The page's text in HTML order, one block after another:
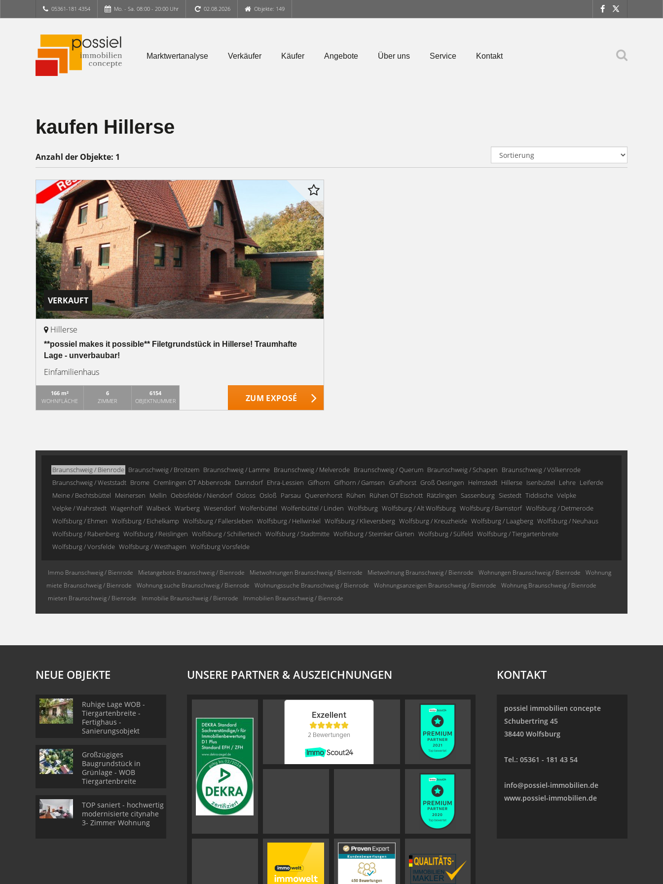
05361-181 4354 Mo. - Sa. 08:00 - 20:00 Uhr 02.08.2026 Objekte: 149
Marktwertanalyse Verkäufer Käufer Angebote Über uns Service Kontakt
kaufen Hillerse
Anzahl der Objekte: 1
VERKAUFT
Hillerse
**possiel makes it possible** Filetgrundstück in Hillerse! Traumhafte
Lage - unverbaubar!
Einfamilienhaus
166 m²
WOHNFLÄCHE
6
ZIMMER
6154
OBJEKTNUMMER
ZUM EXPOSÉ
Braunschweig / Bienrode Braunschweig / Broitzem Braunschweig / Lamme Braunschweig / Melverode Braunschweig / Querum Braunschweig / Schapen Braunschweig / Völkenrode
Braunschweig / Weststadt Brome Cremlingen OT Abbenrode Danndorf Ehra-Lessien Gifhorn Gifhorn / Gamsen Grafhorst Groß Oesingen Helmstedt Hillerse Isenbüttel Lehre Leiferde
Meine / Bechtsbüttel Meinersen Mellin Oebisfelde / Niendorf Osloss Osloß Parsau Querenhorst Rühen Rühen OT Eischott Rätzlingen Sassenburg Siestedt Tiddische Velpke
Velpke / Wahrstedt Wagenhoff Walbeck Warberg Wesendorf Wolfenbüttel Wolfenbüttel / Linden Wolfsburg Wolfsburg / Alt Wolfsburg Wolfsburg / Barnstorf Wolfsburg / Detmerode
Wolfsburg / Ehmen Wolfsburg / Eichelkamp Wolfsburg / Fallersleben Wolfsburg / Hellwinkel Wolfsburg / Klieversberg Wolfsburg / Kreuzheide Wolfsburg / Laagberg Wolfsburg / Neuhaus
Wolfsburg / Rabenberg Wolfsburg / Reislingen Wolfsburg / Schillerteich Wolfsburg / Stadtmitte Wolfsburg / Steimker Gärten Wolfsburg / Sülfeld Wolfsburg / Tiergartenbreite
Wolfsburg / Vorsfelde Wolfsburg / Westhagen Wolfsburg Vorsfelde
Immo Braunschweig / Bienrode Mietangebote Braunschweig / Bienrode Mietwohnungen Braunschweig / Bienrode Mietwohnung Braunschweig / Bienrode Wohnungen Braunschweig / Bienrode
Wohnung
miete Braunschweig / Bienrode
Wohnung suche Braunschweig / Bienrode Wohnungssuche Braunschweig / Bienrode Wohnungsanzeigen Braunschweig / Bienrode
Wohnung Braunschweig / Bienrode
mieten Braunschweig / Bienrode
Immobilie Braunschweig / Bienrode Immobilien Braunschweig / Bienrode
NEUE OBJEKTE
Ruhige Lage WOB -
Tiergartenbreite -
Fertighaus -
Sanierungsobjekt
Großzügiges
Baugrundstück in
Grünlage - WOB
Tiergartenbreite
TOP saniert - hochwertig
modernisierte citynahe
3- Zimmer Wohnung
UNSERE PARTNER & AUSZEICHNUNGEN KONTAKT
possiel immobilien concepte
Schubertring 45
38440 Wolfsburg
Tel.: 05361 - 181 43 54
info@possiel-immobilien.de
www.possiel-immobilien.de